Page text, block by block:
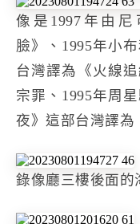
像是1997年由
臉》、1995年小
台灣譯為《火線
宗罪、1995年周
夜》這部台灣譯為
錄像廳三樓後面的